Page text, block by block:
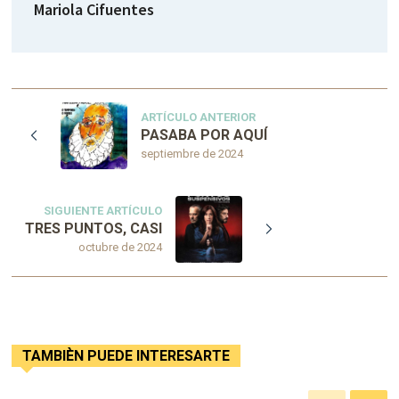
Mariola Cifuentes
ARTÍCULO ANTERIOR
septiembre de 2024
PASABA POR AQUÍ
SIGUIENTE ARTÍCULO
octubre de 2024
TRES PUNTOS, CASI
TAMBIÈN PUEDE INTERESARTE